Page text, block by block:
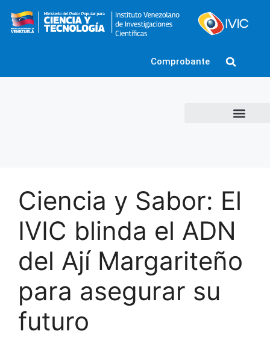
Comprobante
Ciencia y Sabor: El
IVIC blinda el ADN
del Ají Margariteño
para asegurar su
futuro